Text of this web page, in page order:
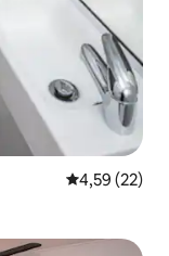
4,59 ud af 5 i
4,59 (22)